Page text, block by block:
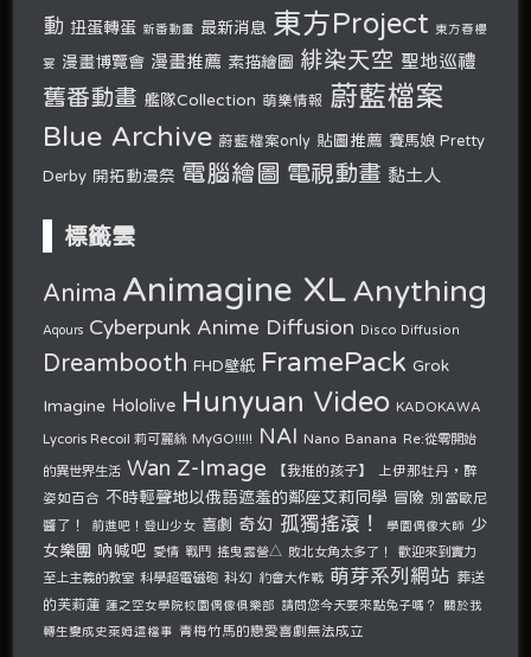
動 扭蛋轉蛋 新番動畫 最新消息 東方Project 東方春櫻
宴 漫畫博覽會 漫畫推薦 素描繪圖 緋染天空 聖地巡禮
舊番動畫 艦隊Collection 萌樂情報 蔚藍檔案
Blue Archive 蔚藍檔案only 貼圖推薦 賽馬娘 Pretty
Derby 開拓動漫祭 電腦繪圖 電視動畫 黏土人
標籤雲
Anima Animagine XL Anything
Aqours Cyberpunk Anime Diffusion Disco Diffusion
Dreambooth FHD壁紙 FramePack Grok
Imagine Hololive Hunyuan Video KADOKAWA
Lycoris Recoil 莉可麗絲 MyGO!!!!! NAI Nano Banana Re:從零開始
的異世界生活 Wan Z-Image 【我推的孩子】 上伊那牡丹，醉
姿如百合 不時輕聲地以俄語遮羞的鄰座艾莉同學 冒險 別當歐尼
醬了！ 前進吧！登山少女 喜劇 奇幻 孤獨搖滾！ 學園偶像大師
少
女樂團 吶喊吧
愛情 戰鬥 搖曳露營△ 敗北女角太多了！
歡迎來到實力
至上主義的教室 科學超電磁砲 科幻 約會大作戰 萌芽系列網站 葬送
的芙莉蓮 蓮之空女學院校園偶像俱樂部 請問您今天要來點兔子嗎？ 關於我
轉生變成史萊姆這檔事 青梅竹馬的戀愛喜劇無法成立